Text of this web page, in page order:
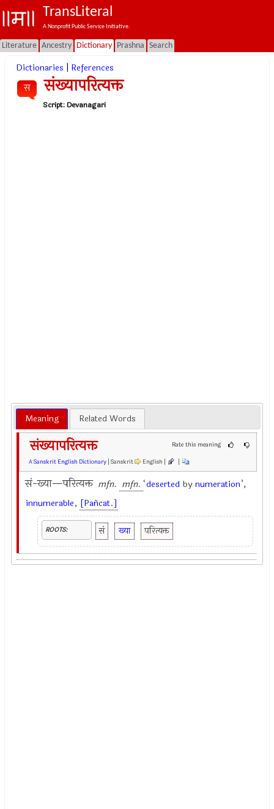
TransLiteral
A Nonprofit Public Service Initiative.
Literature Ancestry Dictionary Prashna Search
Dictionaries References
स संख्यापरित्यक्त
Script:Devanagari
Meaning Related Words
Rate this meaning
संख्यापरित्यक्त
A Sanskrit English Dictionary | Sanskrit English | |
सं-ख्या—परित्यक्त mfn. mfn. ‘deserted bynumeration’,
innumerable, [Pañcat.]
ROOTS: सं ख्या परित्यक्त